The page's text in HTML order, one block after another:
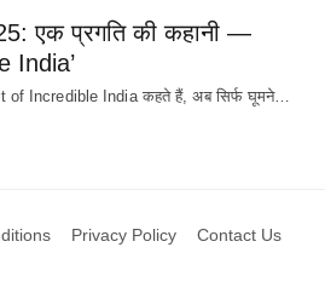
एक प्रगति की कहानी —
India’
of Incredible India कहते हैं, अब सिर्फ घूमने…
Privacy Policy Contact Us